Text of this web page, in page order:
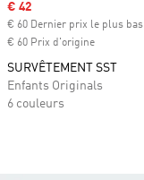
Prix soldé
€ 42
€ 60 Dernier prix le plus bas
€ 60 Prix d'origine
SURVÊTEMENT SST
Enfants Originals
6 couleurs